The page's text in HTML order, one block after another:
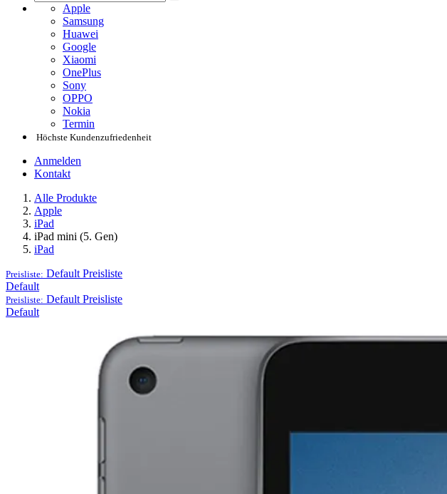
Apple
Samsung
Huawei
Google
Xiaomi
OnePlus
Sony
OPPO
Nokia
Termin
Höchste Kundenzufriedenheit
Anmelden
Kontakt
Alle Produkte
Apple
iPad
iPad mini (5. Gen)
iPad
Preisliste: Default Preisliste
Default
Preisliste: Default Preisliste
Default